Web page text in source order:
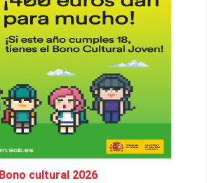
Bono cultural 2026